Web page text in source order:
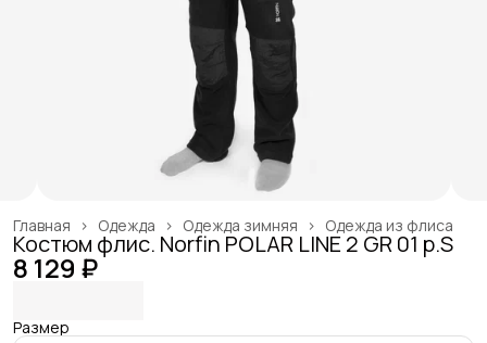
Одежда из флиса
Одежда зимняя ›
Одежда ›
Главная ›
Костюм флис. Norfin POLAR LINE 2 GR 01 р.S
8 129 ₽
Размер